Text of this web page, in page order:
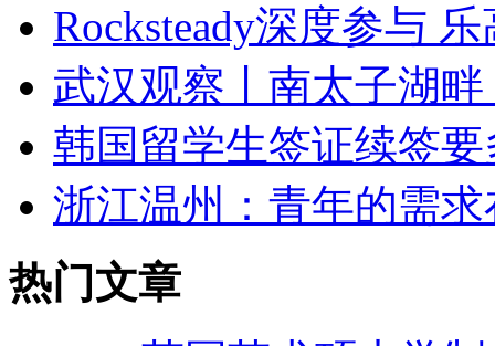
Rocksteady深度参与
武汉观察丨南太子湖
韩国留学生签证续签要
浙江温州：青年的需
热门文章